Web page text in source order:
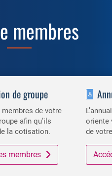
membres
de groupe
de votre
afin qu’ils
la cotisation.
membres
oriente
de